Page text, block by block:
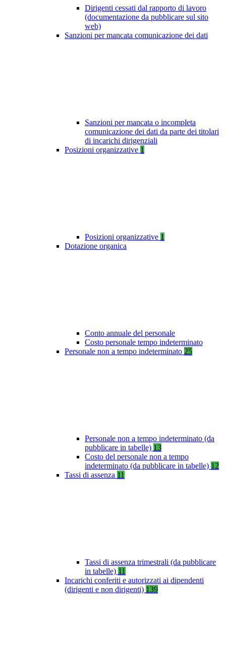
Dirigenti cessati dal rapporto di lavoro
(documentazione da pubblicare sul sito
web)
Sanzioni per mancata comunicazione dei dati
Sanzioni per mancata o incompleta
comunicazione dei dati da parte dei titolari
di incarichi dirigenziali
Posizioni organizzative 1
Posizioni organizzative 1
Dotazione organica
Conto annuale del personale
Costo personale tempo indeterminato
Personale non a tempo indeterminato 25
Personale non a tempo indeterminato (da
pubblicare in tabelle) 13
Costo del personale non a tempo
indeterminato (da pubblicare in tabelle) 12
Tassi di assenza 11
Tassi di assenza trimestrali (da pubblicare
in tabelle) 11
Incarichi conferiti e autorizzati ai dipendenti
(dirigenti e non dirigenti) 139